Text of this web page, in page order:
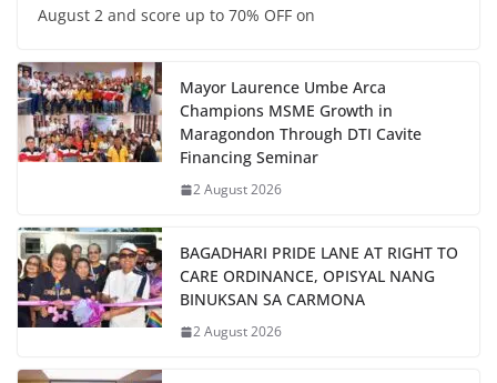
August 2 and score up to 70% OFF on
Mayor Laurence Umbe Arca
Champions MSME Growth in
Maragondon Through DTI Cavite
Financing Seminar
2 August 2026
BAGADHARI PRIDE LANE AT RIGHT TO
CARE ORDINANCE, OPISYAL NANG
BINUKSAN SA CARMONA
2 August 2026